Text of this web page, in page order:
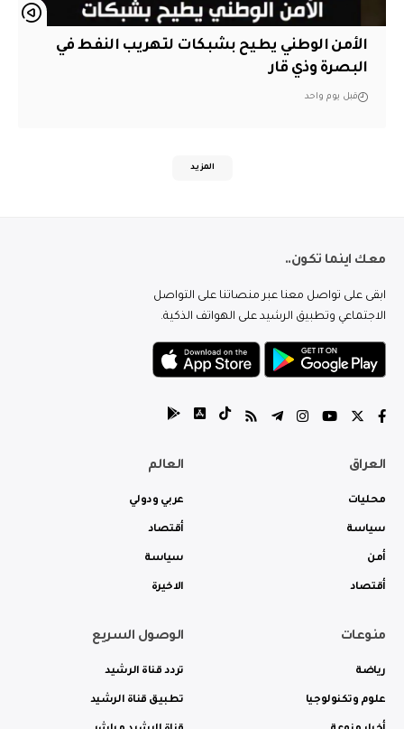
الأمن الوطني يطيح بشبكات لتهريب النفط في
البصرة وذي قار
قبل يوم واحد
المزيد
معك اينما تكون..
ابقى على تواصل معنا عبر منصاتنا على التواصل
الاجتماعي وتطبيق الرشيد على الهواتف الذكية.
العراق
محليات
سياسة
أمن
أقتصاد
العالم
عربي ودولي
أقتصاد
سياسة
الاخيرة
منوعات
رياضة
علوم وتكنولوجيا
الوصول السريع
تردد قناة الرشيد
تطبيق قناة الرشيد